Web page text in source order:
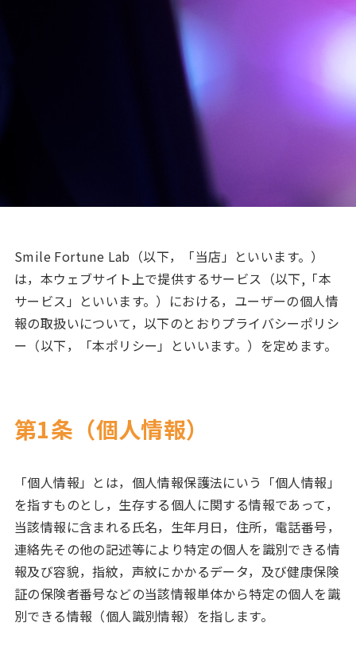
Smile Fortune Lab（以下，「当店」といいます。）
は，本ウェブサイト上で提供するサービス（以下,「本
サービス」といいます。）における，ユーザーの個人情
報の取扱いについて，以下のとおりプライバシーポリシ
ー（以下，「本ポリシー」といいます。）を定めます。
第1条（個人情報）
「個人情報」とは，個人情報保護法にいう「個人情報」
を指すものとし，生存する個人に関する情報であって，
当該情報に含まれる氏名，生年月日，住所，電話番号，
連絡先その他の記述等により特定の個人を識別できる情
報及び容貌，指紋，声紋にかかるデータ，及び健康保険
証の保険者番号などの当該情報単体から特定の個人を識
別できる情報（個人識別情報）を指します。